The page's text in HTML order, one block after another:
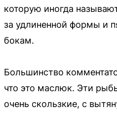
которую иногда
за удлиненной формы и
бокам.
Большинство
что это маслюк. Эти
очень скользкие, с